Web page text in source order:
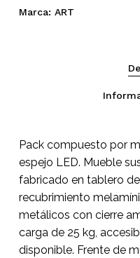
Marca: ART
Pack compuesto por
espejo LED. Mueble
fabricado en tablero
recubrimiento
metálicos con cierre
carga de 25 kg,
disponible. Frente de